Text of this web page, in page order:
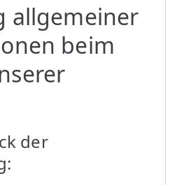
allgemeiner
beim
der